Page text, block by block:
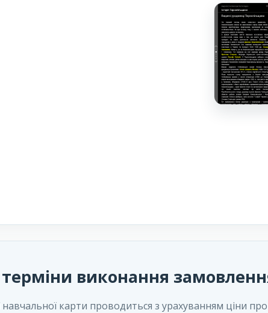
терміни виконання
карти проводиться з урахуванням ціни